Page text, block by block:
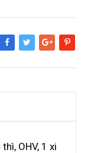
Tweet Google+Pinterest
OHV, 1 xi